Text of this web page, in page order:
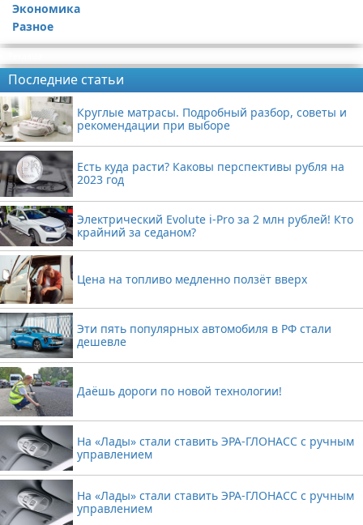
Экономика
Разное
Последние статьи
Круглые матрасы. Подробный разбор, советы и
рекомендации при выборе
Есть куда расти? Каковы перспективы рубля на
2023 год
Электрический Evolute i-Pro за 2 млн рублей! Кто
крайний за седаном?
Цена на топливо медленно ползёт вверх
Эти пять популярных автомобиля в РФ стали
дешевле
Даёшь дороги по новой технологии!
На «Лады» стали ставить ЭРА-ГЛОНАСС с ручным
управлением
На «Лады» стали ставить ЭРА-ГЛОНАСС с ручным
управлением